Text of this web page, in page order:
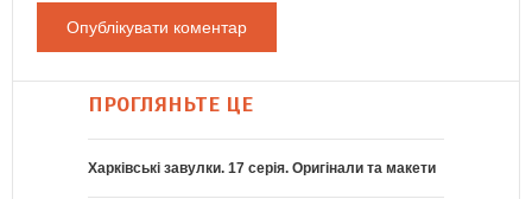
ПРОГЛЯНЬТЕ ЦЕ
Харківські завулки. 17 серія. Оригінали та макети